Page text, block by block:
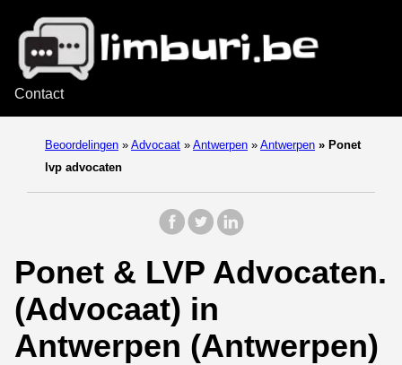
Contact
Beoordelingen » Advocaat » Antwerpen » Antwerpen » Ponet
lvp advocaten
Ponet & LVP Advocaten.
(Advocaat) in
Antwerpen (Antwerpen)